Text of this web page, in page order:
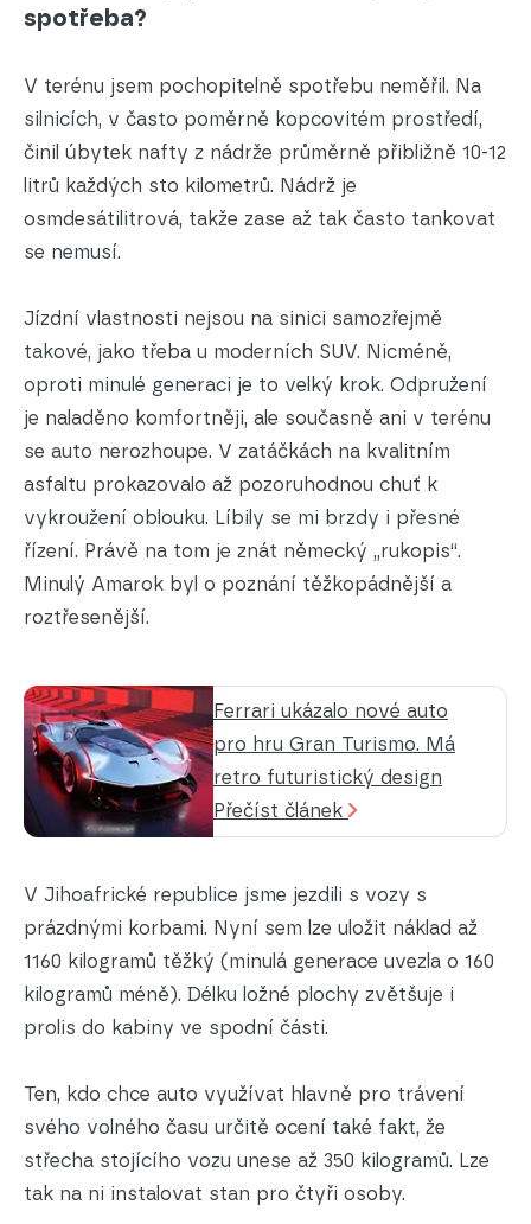
spotřeba?
V terénu jsem pochopitelně spotřebu neměřil. Na
silnicích, v často poměrně kopcovitém prostředí,
činil úbytek nafty z nádrže průměrně přibližně 10-12
litrů každých sto kilometrů. Nádrž je
osmdesátilitrová, takže zase až tak často tankovat
se nemusí.
Jízdní vlastnosti nejsou na sinici samozřejmě
takové, jako třeba u moderních SUV. Nicméně,
oproti minulé generaci je to velký krok. Odpružení
je naladěno komfortněji, ale současně ani v terénu
se auto nerozhoupe. V zatáčkách na kvalitním
asfaltu prokazovalo až pozoruhodnou chuť k
vykroužení oblouku. Líbily se mi brzdy i přesné
řízení. Právě na tom je znát německý „rukopis“.
Minulý Amarok byl o poznání těžkopádnější a
roztřesenější.
Ferrari ukázalo nové auto
pro hru Gran Turismo. Má
retro futuristický design
Přečíst článek
V Jihoafrické republice jsme jezdili s vozy s
prázdnými korbami. Nyní sem lze uložit náklad až
1160 kilogramů těžký (minulá generace uvezla o 160
kilogramů méně). Délku ložné plochy zvětšuje i
prolis do kabiny ve spodní části.
Ten, kdo chce auto využívat hlavně pro trávení
svého volného času určitě ocení také fakt, že
střecha stojícího vozu unese až 350 kilogramů. Lze
tak na ni instalovat stan pro čtyři osoby.